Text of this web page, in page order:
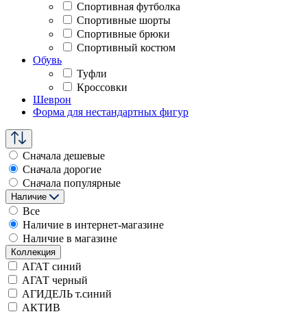
Спортивная футболка
Спортивные шорты
Спортивные брюки
Спортивный костюм
Обувь
Туфли
Кроссовки
Шеврон
Форма для нестандартных фигур
Сначала дешевые
Сначала дорогие
Сначала популярные
Наличие
Все
Наличие в интернет-магазине
Наличие в магазине
Коллекция
АГАТ синий
АГАТ черный
АГИДЕЛЬ т.синий
АКТИВ